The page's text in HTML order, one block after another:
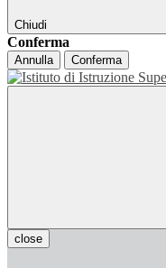
Chiudi
Conferma
Annulla Conferma
close